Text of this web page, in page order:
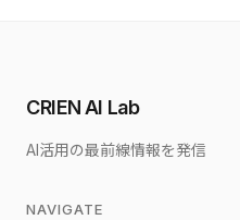
CRIEN AI Lab
AI活用の最前線情報を発信
NAVIGATE